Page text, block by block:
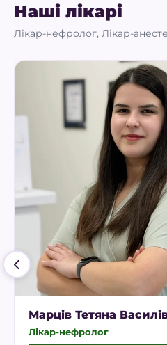
Наші лікарі
Лікар-нефролог, Лікар-
Марців Тетяна
Лікар-нефролог